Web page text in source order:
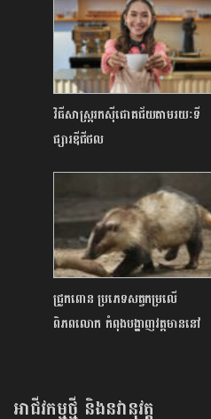
វិធីសាស្ត្ររកស៊ីជោគជ័យតាមរយៈទី
ផ្សារឌីជីថល
ជ្រូកពោន ប្រភេទសត្វកម្រលើ
ពិភពលោក កំពុងបង្ហាញវត្តមាននៅ
អាជីវកម្មថ្មី និងនវានុវត្ត